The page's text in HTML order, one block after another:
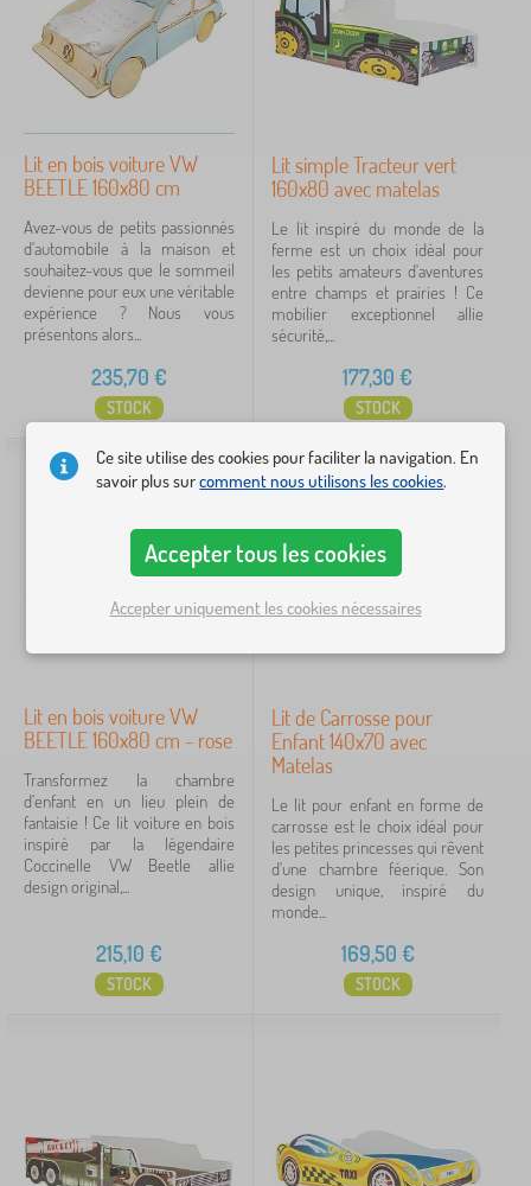
Réalisation des lits
avec barrière
2
Matière lit
stratifié / mdf plaque
Couleurs des lits
naturel
rose
turquoise
1
Rechercher dans les filtres
Disponibilité
Annuler FILTRATION
Lit en bois voiture VW
BEETLE 160x80 cm
Avez-vous de petits passionnés
d'automobile à la maison et
souhaitez-vous que le sommeil
devienne pour eux une véritable
expérience ? Nous vous
présentons alors...
235,70 €
STOCK
Lit simple Tracteur vert
160x80 avec matelas
Le lit inspiré du monde de la
ferme est un choix idéal pour
les petits amateurs d'aventures
entre champs et prairies ! Ce
mobilier exceptionnel allie
sécurité,...
177,30 €
STOCK
Lit en bois voiture VW
BEETLE 160x80 cm - rose
Transformez la chambre
d'enfant en un lieu plein de
fantaisie ! Ce lit voiture en bois
inspiré par la légendaire
Coccinelle VW Beetle allie
design original,...
215,10 €
STOCK
Lit de Carrosse pour
Enfant 140x70 avec
Matelas
Le lit pour enfant en forme de
carrosse est le choix idéal pour
les petites princesses qui rêvent
d'une chambre féerique. Son
design unique, inspiré du
monde...
169,50 €
STOCK
Ce site utilise des cookies pour faciliter la navigation. En
savoir plus surcomment nous utilisons les cookies.
Accepter tous les cookies
Accepter uniquement les cookies nécessaires